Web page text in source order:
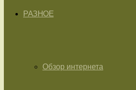
РАЗНОЕ
Обзор интернета